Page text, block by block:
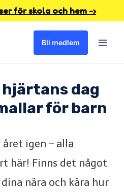
för skola och hem -›
Bli medlem
hjärtans dag
för barn
igen – alla
här! Finns det något
nära och kära hur